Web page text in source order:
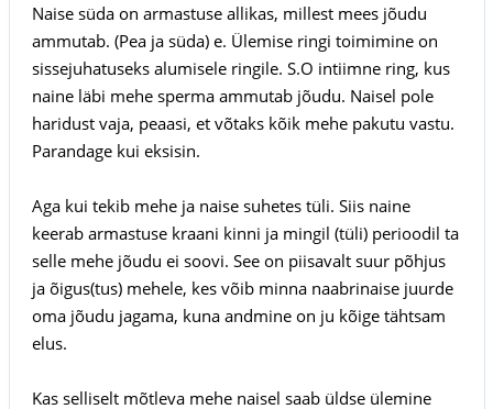
Naise süda on armastuse allikas, millest mees jõudu
ammutab. (Pea ja süda) e. Ülemise ringi toimimine on
sissejuhatuseks alumisele ringile. S.O intiimne ring, kus
naine läbi mehe sperma ammutab jõudu. Naisel pole
haridust vaja, peaasi, et võtaks kõik mehe pakutu vastu.
Parandage kui eksisin.
Aga kui tekib mehe ja naise suhetes tüli. Siis naine
keerab armastuse kraani kinni ja mingil (tüli) perioodil ta
selle mehe jõudu ei soovi. See on piisavalt suur põhjus
ja õigus(tus) mehele, kes võib minna naabrinaise juurde
oma jõudu jagama, kuna andmine on ju kõige tähtsam
elus.
Kas selliselt mõtleva mehe naisel saab üldse ülemine